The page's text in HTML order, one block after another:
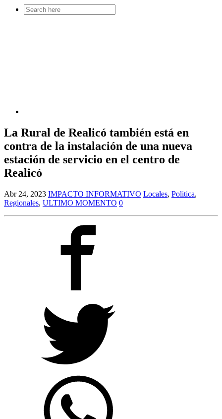
Search
for:
La Rural de Realicó también está en
contra de la instalación de una nueva
estación de servicio en el centro de
Realicó
Abr 24, 2023 IMPACTO INFORMATIVO Locales, Politica,
Regionales, ULTIMO MOMENTO 0